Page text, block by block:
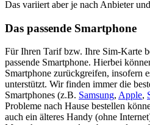
Das variiert aber je nach Anbieter
Das passende Smartphone
Für Ihren Tarif bzw. Ihre Sim-Karte
passende Smartphone. Hierbei
Smartphone zurückgreifen, insofern
unterstützt. Wir finden immer die
Smartphones (z.B. Samsung, Apple,
Probleme nach Hause bestellen
auch ein älteres Handy (ohne